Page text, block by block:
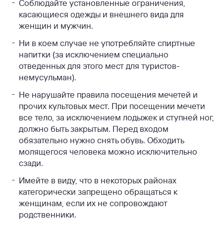
Соблюдайте установленные ограничения,
касающиеся одежды и внешнего вида для
женщин и мужчин.
Ни в коем случае не употребляйте спиртные
напитки (за исключением специально
отведенных для этого мест для туристов-
немусульман).
Не нарушайте правила посещения мечетей и
прочих культовых мест. При посещении мечети
все тело, за исключением лодыжек и ступней ног,
должно быть закрытым. Перед входом
обязательно нужно снять обувь. Обходить
молящегося человека можно исключительно
сзади.
Имейте в виду, что в некоторых районах
категорически запрещено обращаться к
женщинам, если их не сопровождают
родственники.